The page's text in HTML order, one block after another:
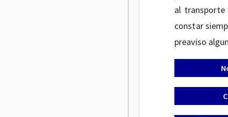
al transporte
constar
preaviso